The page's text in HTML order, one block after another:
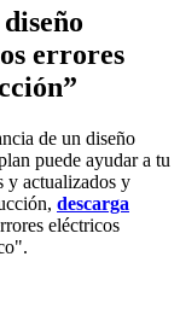
errores
de un diseño
puede ayudar a tu
y actualizados y
descarga
eléctricos